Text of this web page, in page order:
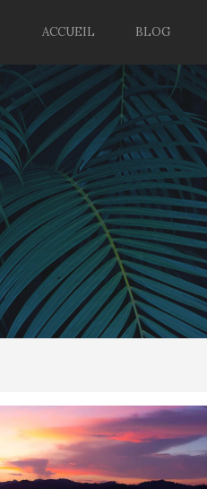
ACCUEIL BLOG